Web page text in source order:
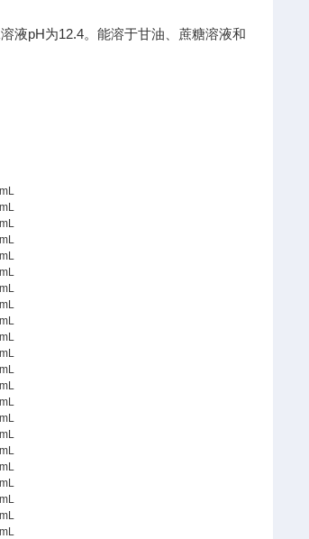
液pH为12.4。能溶于甘油、蔗糖溶液和